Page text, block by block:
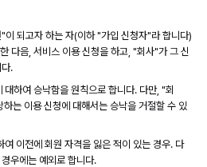
되고자 하는 자(이하 "가입 신청자"라 합니다)
다음, 서비스 이용 신청을 하고, "회사"가 그 신
.
하여 승낙함을 원칙으로 합니다. 다만, "회
는 이용 신청에 대해서는 승낙을 거절할 수 있
이전에 회원 자격을 잃은 적이 있는 경우. 다
우에는 예외로 합니다.